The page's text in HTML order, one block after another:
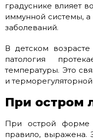
градуснике влияет
иммунной системы, а
заболеваний.
В детском возрасте
патология
температуры. Это
и
При остром
При острой форме
правило, выражена.